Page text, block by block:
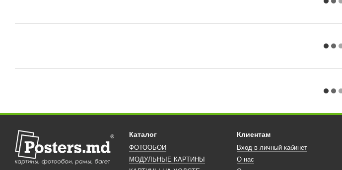
Каталог
ФОТООБОИ
МОДУЛЬНЫЕ КАРТИНЫ
Клиентам
Вход в личный кабинет
О нас